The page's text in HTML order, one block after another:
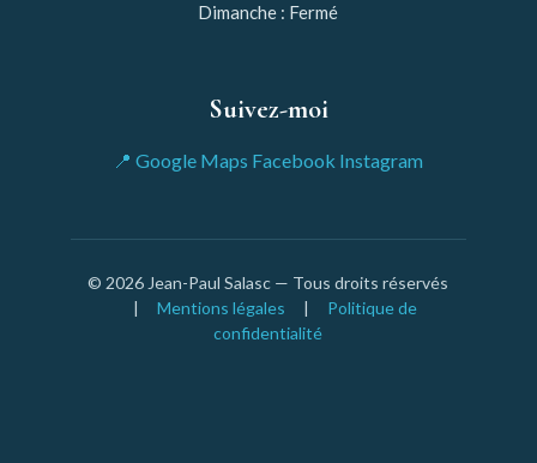
Dimanche : Fermé
Suivez-moi
📍 Google Maps Facebook Instagram
© 2026 Jean-Paul Salasc — Tous droits réservés
|
Mentions légales |
Politique de
confidentialité